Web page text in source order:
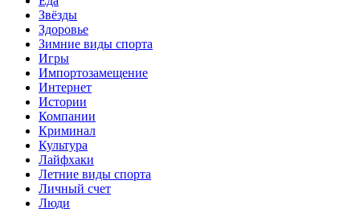
Звёзды
Здоровье
Зимние виды спорта
Игры
Импортозамещение
Интернет
Истории
Компании
Криминал
Культура
Лайфхаки
Летние виды спорта
Личный счет
Люди